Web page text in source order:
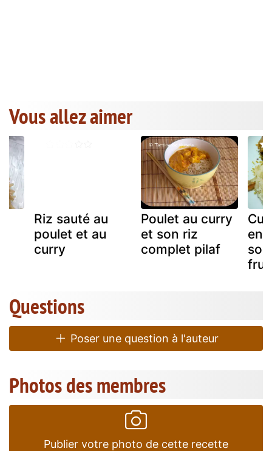
Vous allez aimer
Riz sauté au
poulet et au
curry
Poulet au curry
et son riz
complet pilaf
en
Questions
Poser une question à l'auteur
Photos des membres
Publier votre photo de cette recette